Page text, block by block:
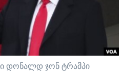
დონალდ ჯონ ტრამპი